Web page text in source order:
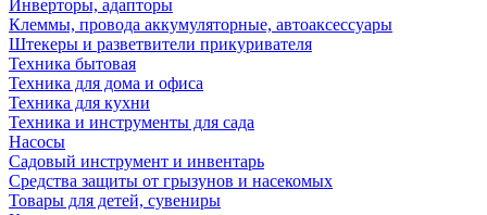
Инверторы, адапторы
Клеммы, провода аккумуляторные, автоаксессуары
Штекеры и разветвители прикуривателя
Техника бытовая
Техника для дома и офиса
Техника для кухни
Техника и инструменты для сада
Насосы
Садовый инструмент и инвентарь
Средства защиты от грызунов и насекомых
Товары для детей, сувениры